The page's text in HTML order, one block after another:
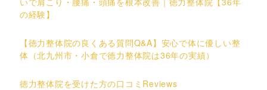
の経験】
【徳力整体院の良くある質問Q&A】安心で体に優しい整
体（北九州市・小倉で徳力整体院は36年の実績）
徳力整体院を受けた方の口コミReviews